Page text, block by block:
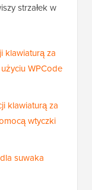
strzałek w
klawiaturą za
WPCode
klawiaturą za
wtyczki
suwaka